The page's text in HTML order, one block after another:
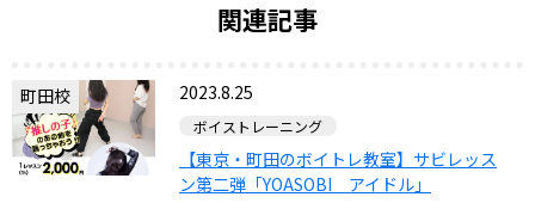
関連記事
町田校 2023.8.25
ボイストレーニング
【東京・町田のボイトレ教室】サビレッス
ン第二弾「YOASOBI アイドル」